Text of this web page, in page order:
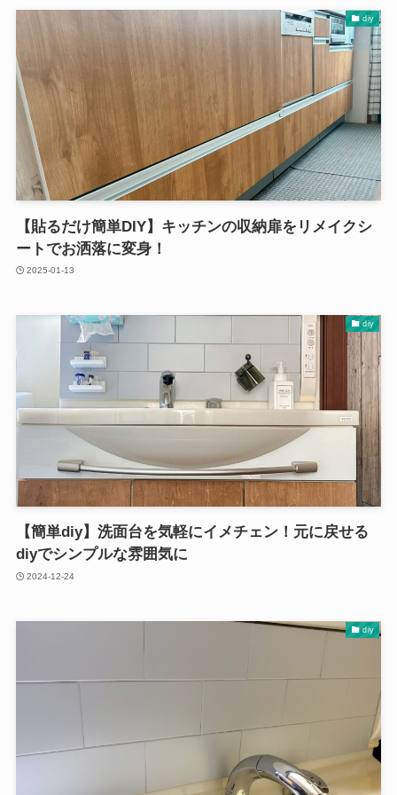
diy
【貼るだけ簡単DIY】キッチンの収納扉をリメイクシ
ートでお洒落に変身！
2025-01-13
diy
【簡単diy】洗面台を気軽にイメチェン！元に戻せる
diyでシンプルな雰囲気に
2024-12-24
diy